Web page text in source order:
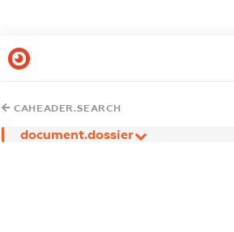
CAHEADER.SEARCH
document.dossier